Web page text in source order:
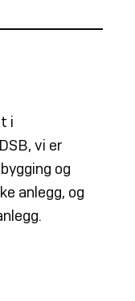
i
vi er
og
anlegg, og